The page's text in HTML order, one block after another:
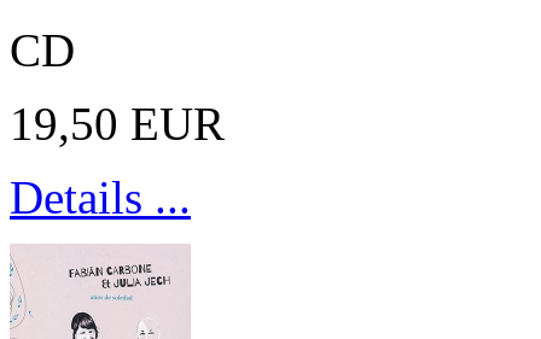
CD
19,50 EUR
Details ...